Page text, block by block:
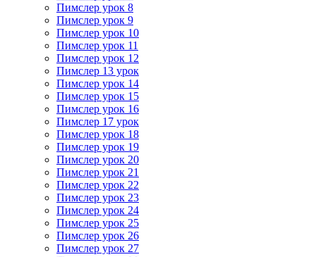
Пимслер урок 8
Пимслер урок 9
Пимслер урок 10
Пимслер урок 11
Пимслер урок 12
Пимслер 13 урок
Пимслер урок 14
Пимслер урок 15
Пимслер урок 16
Пимслер 17 урок
Пимслер урок 18
Пимслер урок 19
Пимслер урок 20
Пимслер урок 21
Пимслер урок 22
Пимслер урок 23
Пимслер урок 24
Пимслер урок 25
Пимслер урок 26
Пимслер урок 27